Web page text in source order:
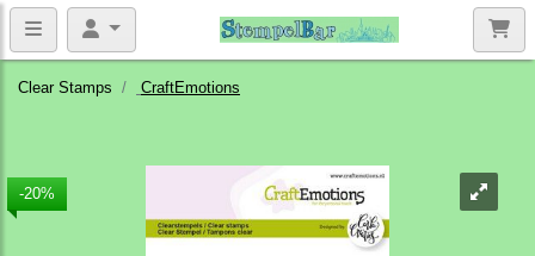
Clear Stamps CraftEmotions
-20%